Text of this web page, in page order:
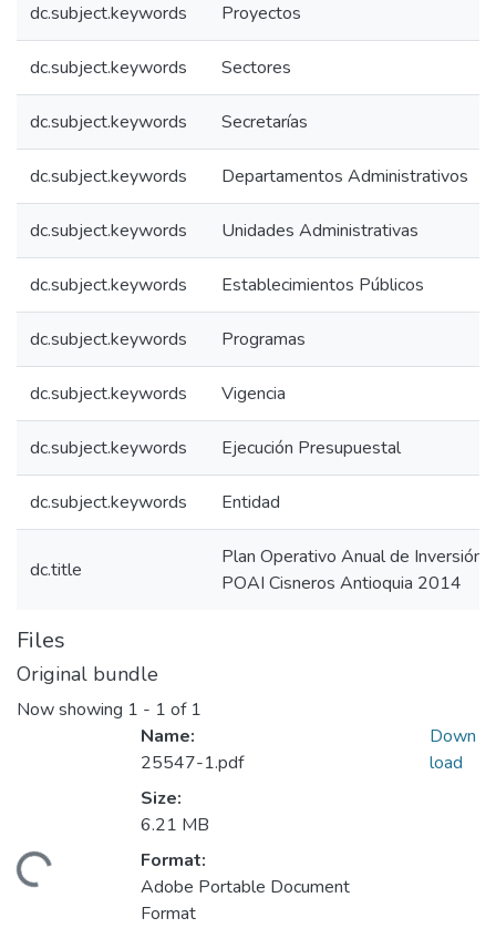
dc.subject.keywords Proyectos
dc.subject.keywords Sectores
dc.subject.keywords Secretarías
dc.subject.keywords Departamentos Administrativos
dc.subject.keywords Unidades Administrativas
dc.subject.keywords Establecimientos Públicos
dc.subject.keywords Programas
dc.subject.keywords Vigencia
dc.subject.keywords Ejecución Presupuestal
dc.subject.keywords Entidad
dc.title
Plan Operativo Anual de Inversión
POAI Cisneros Antioquia 2014
Files
Original bundle
Now showing 1 - 1 of 1
Name:
25547-1.pdf
Size:
6.21 MB
Format:
Adobe Portable Document
Format
Down
load